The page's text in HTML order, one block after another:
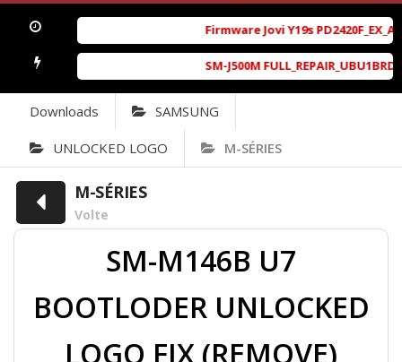
Firmware Jovi Y19s
SM-J500M
Downloads SAMSUNG
UNLOCKED LOGO M-SÉRIES
M-SÉRIES
Volte
SM-M146B U7
BOOTLODER UNLOCKED
LOGO FIX (REMOVE)